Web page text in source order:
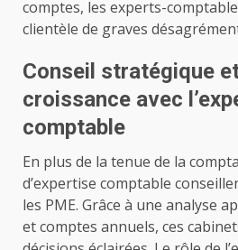
comptes, les experts-
clientèle de graves
Conseil stratégique
croissance avec
comptable
En plus de la tenue de la
d’expertise comptable
les PME. Grâce à une analyse
et comptes annuels, ces